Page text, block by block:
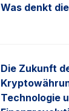
Was denkt
Die Zukunft
Technologie